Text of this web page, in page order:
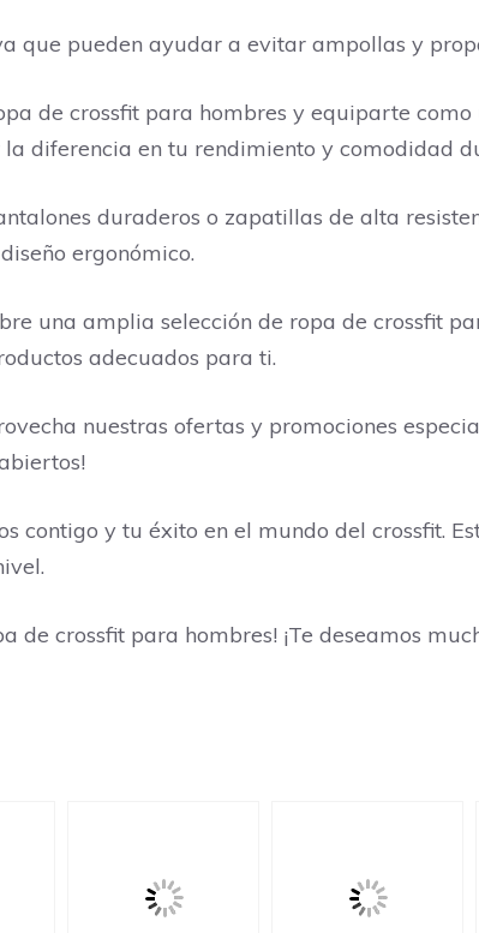
que pueden ayudar a evitar ampollas y
de crossfit para hombres y equiparte
diferencia en tu rendimiento y comodidad
duraderos o zapatillas de alta
ergonómico.
una amplia selección de ropa de crossfit
adecuados para ti.
nuestras ofertas y promociones
contigo y tu éxito en el mundo del crossfit.
crossfit para hombres! ¡Te deseamos